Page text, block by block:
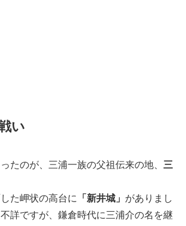
い
たのが、三浦一族の父祖伝来の地、 三
た岬状の高台に
「新井城」 がありまし
詳ですが、鎌倉時代に三浦介の名を継